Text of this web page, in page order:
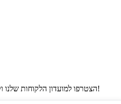
הצטרפו למועדון הלקוחות שלנו וקבלו קופונים והטבות ישירות לנייד!